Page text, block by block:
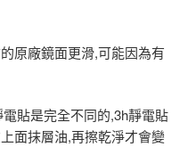
原廠鏡面更滑,可能因為有
貼是完全不同的,3h靜電貼
面抹層油,再擦乾淨才會變